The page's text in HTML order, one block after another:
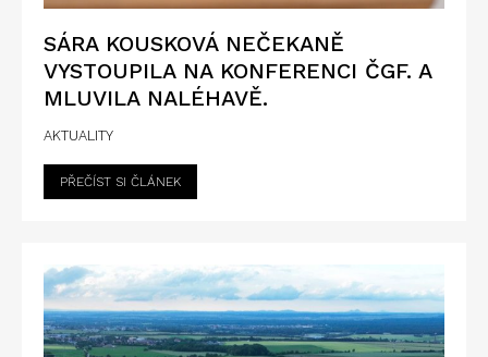
SÁRA KOUSKOVÁ NEČEKANĚ
VYSTOUPILA NA KONFERENCI ČGF. A
MLUVILA NALÉHAVĚ.
AKTUALITY
PŘEČÍST SI ČLÁNEK